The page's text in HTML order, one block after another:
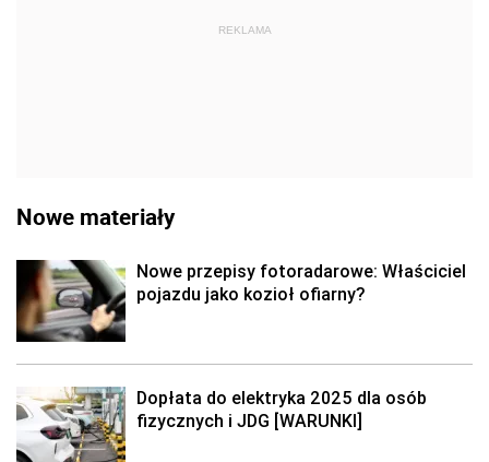
REKLAMA
Nowe materiały
Nowe przepisy fotoradarowe: Właściciel
pojazdu jako kozioł ofiarny?
Dopłata do elektryka 2025 dla osób
fizycznych i JDG [WARUNKI]